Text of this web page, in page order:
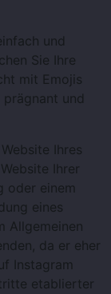
und
Sie Ihre
mit Emojis
und
Ihres
Ihrer
oder einem
eines
Allgemeinen
da er eher
Instagram
etablierter